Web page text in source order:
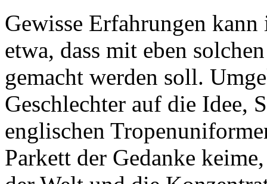
Gewisse Erfahrungen
etwa, dass mit eben
gemacht werden soll.
Geschlechter auf die Idee,
englischen
Parkett der Gedanke